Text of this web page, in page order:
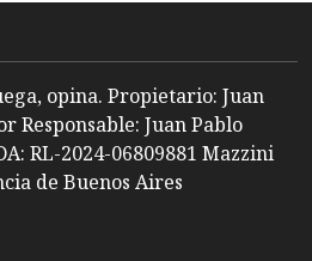
opina. Propietario: Juan
Responsable: Juan Pablo
RL-2024-06809881 Mazzini
de Buenos Aires